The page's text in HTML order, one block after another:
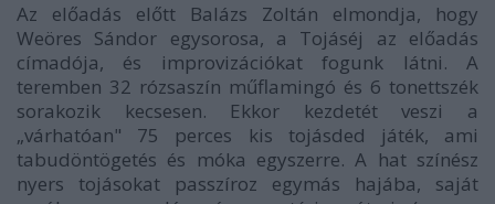
Az előadás előtt Balázs Zoltán elmondja, hogy
Weöres Sándor egysorosa, a Tojáséj az előadás
címadója, és improvizációkat fogunk látni. A
teremben 32 rózsaszín műflamingó és 6 tonettszék
sorakozik kecsesen. Ekkor kezdetét veszi a
„várhatóan" 75 perces kis tojásded játék, ami
tabudöntögetés és móka egyszerre. A hat színész
nyers tojásokat passzíroz egymás hajába, saját